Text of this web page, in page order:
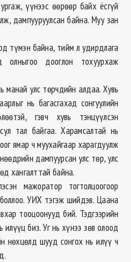
үүнээс өөрөөр байх ёсгүй
дампууруулсан байна. Муу зан
түмэн байна, тийм л удирдлага
олныгоо дооглон тохуурхаж
манай улс төрчдийн алдаа. Хувь
нь багасгахад сонгуулийн
гэвч хувь тэнцүүлсэн
тал байгаа. Харамсалтай нь
ямар ч муухайгаар харагдуулж
дампуурсан улс төр, улс
хангалттай байна.
мажоратор тогтолцоогоор
боллоо. УИХ тэгэж шийдэв. Цаана
тооцоонууд бий. Тэдгээрийн
илүүц биз. Уг нь хүнээ зөв олоод
нөхцөлд шууд сонгох нь илүү ч